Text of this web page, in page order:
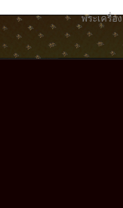
พระเครื่อง